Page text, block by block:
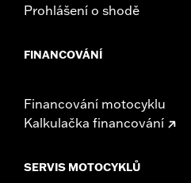
Prohlášení o shodě
FINANCOVÁNÍ
Financování motocyklu
Kalkulačka financování
SERVIS MOTOCYKLŮ